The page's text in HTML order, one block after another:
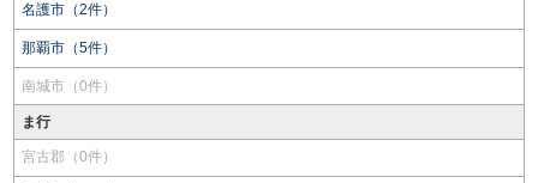
名護市（2件）
那覇市（5件）
南城市（0件）
ま行
宮古郡（0件）